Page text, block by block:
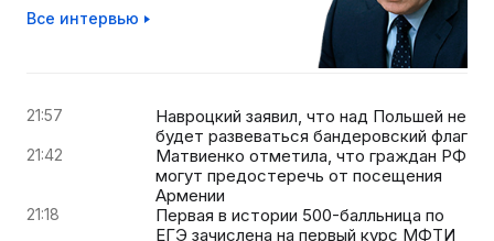
Все интервью
21:57
Навроцкий заявил, что над Польшей не
будет развеваться бандеровский флаг
21:42
Матвиенко отметила, что граждан РФ
могут предостеречь от посещения
Армении
21:18
Первая в истории 500-балльница по
ЕГЭ зачислена на первый курс МФТИ